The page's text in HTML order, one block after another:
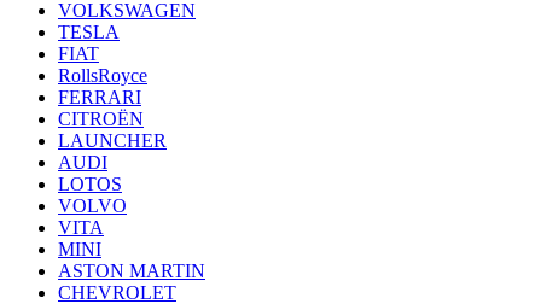
VOLKSWAGEN
TESLA
FIAT
RollsRoyce
FERRARI
CITROËN
LAUNCHER
AUDI
LOTOS
VOLVO
VITA
MINI
ASTON MARTIN
CHEVROLET